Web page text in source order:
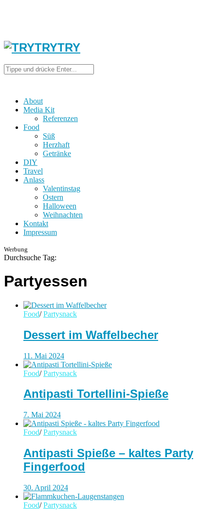
About
Media Kit
Referenzen
Food
Süß
Herzhaft
Getränke
DIY
Travel
Anlass
Valentinstag
Ostern
Halloween
Weihnachten
Kontakt
Impressum
Werbung
Durchsuche Tag:
Partyessen
Food/ Partysnack
Dessert im Waffelbecher
11. Mai 2024
Food/ Partysnack
Antipasti Tortellini-Spieße
7. Mai 2024
Food/ Partysnack
Antipasti Spieße – kaltes Party
Fingerfood
30. April 2024
Food/ Partysnack